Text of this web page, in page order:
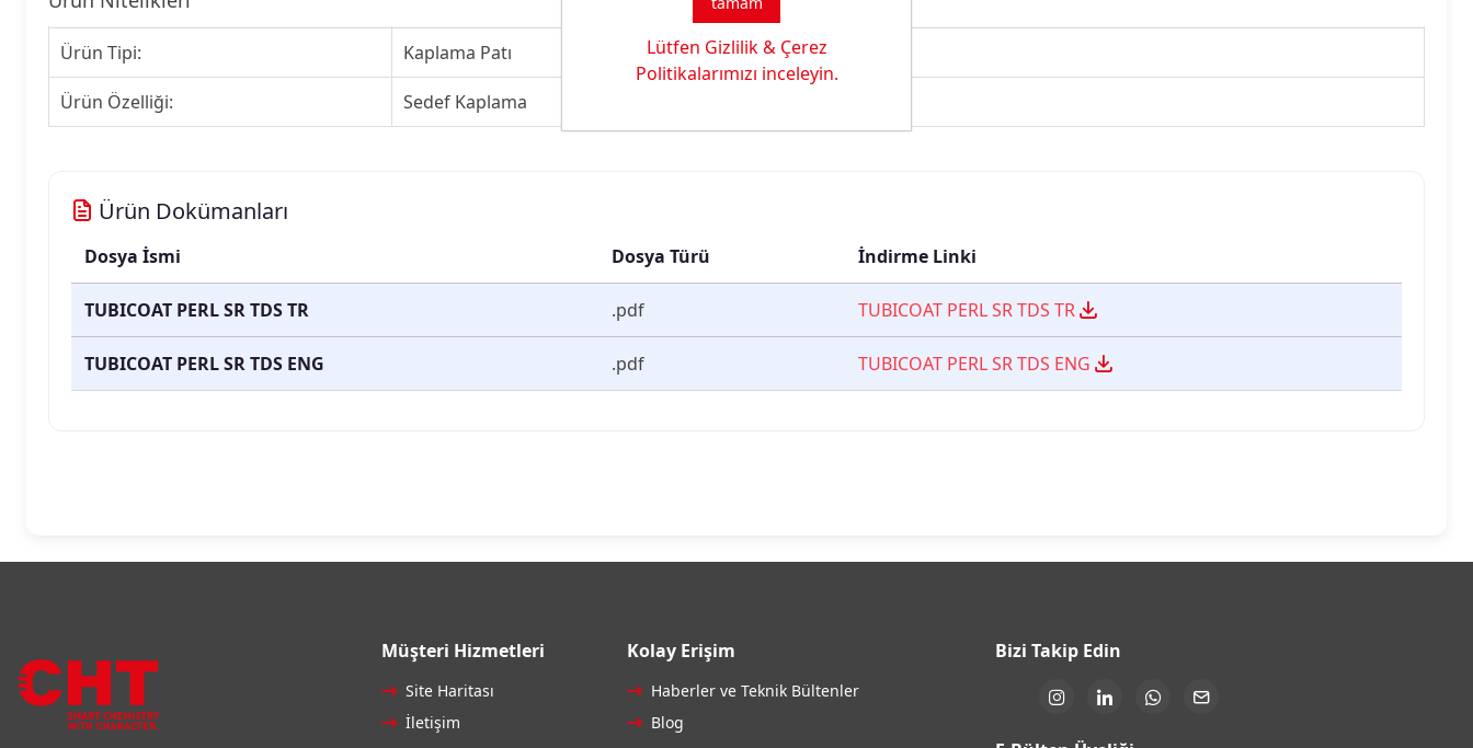
Ürün Tipi: Kaplama Patı
Ürün Özelliği: Sedef Kaplama
Ürün Dokümanları
Dosya İsmi Dosya Türü İndirme Linki
TUBICOAT PERL SR TDS TR .pdf TUBICOAT PERL SR TDS TR
TUBICOAT PERL SR TDS ENG .pdf TUBICOAT PERL SR TDS ENG
Müşteri Hizmetleri
Site Haritası
İletişim
Kolay Erişim
Haberler ve Teknik Bültenler
Blog
Bizi Takip Edin
Lütfen Gizlilik & Çerez
Politikalarımızı inceleyin.